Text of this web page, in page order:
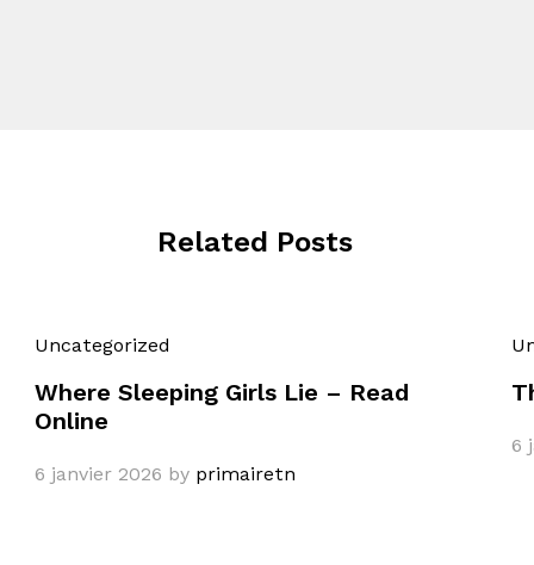
Related Posts
Uncategorized
Where Sleeping Girls Lie – Read
Online
6 janvier 2026 by primairetn
6